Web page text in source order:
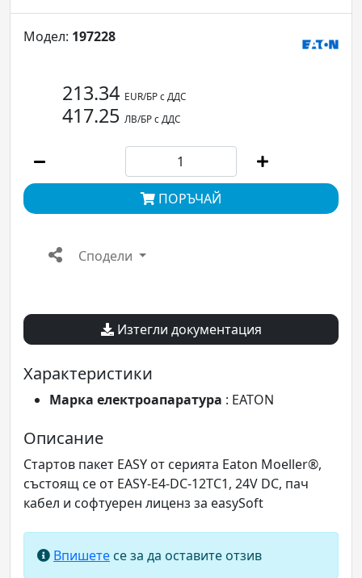
Модел: 197228
213.34 EUR/БР с ДДС
417.25 ЛВ/БР с ДДС
ПОРЪЧАЙ
Сподели
Изтегли документация
Характеристики
Марка електроапаратура : EATON
Описание
Стартов пакет EASY от серията Eaton Moeller®,
състоящ се от EASY-E4-DC-12TC1, 24V DC, пач
кабел и софтуерен лиценз за easySoft
Впишете се за да оставите отзив